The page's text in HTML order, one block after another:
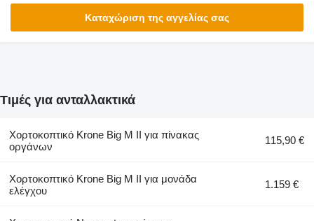
Καταχώριση της αγγελίας σας
Τιμές για ανταλλακτικά
Χορτοκοπτικό Krone Big M II για πίνακας
οργάνων
115,90 €
Χορτοκοπτικό Krone Big M II για μονάδα
ελέγχου
1.159 €